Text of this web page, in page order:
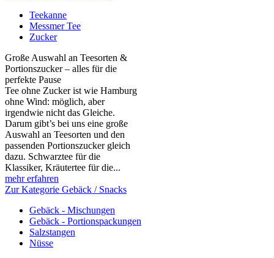
Teekanne
Messmer Tee
Zucker
Große Auswahl an Teesorten &
Portionszucker – alles für die
perfekte Pause
Tee ohne Zucker ist wie Hamburg
ohne Wind: möglich, aber
irgendwie nicht das Gleiche.
Darum gibt’s bei uns eine große
Auswahl an Teesorten und den
passenden Portionszucker gleich
dazu. Schwarztee für die
Klassiker, Kräutertee für die...
mehr erfahren
Zur Kategorie Gebäck / Snacks
Gebäck - Mischungen
Gebäck - Portionspackungen
Salzstangen
Nüsse